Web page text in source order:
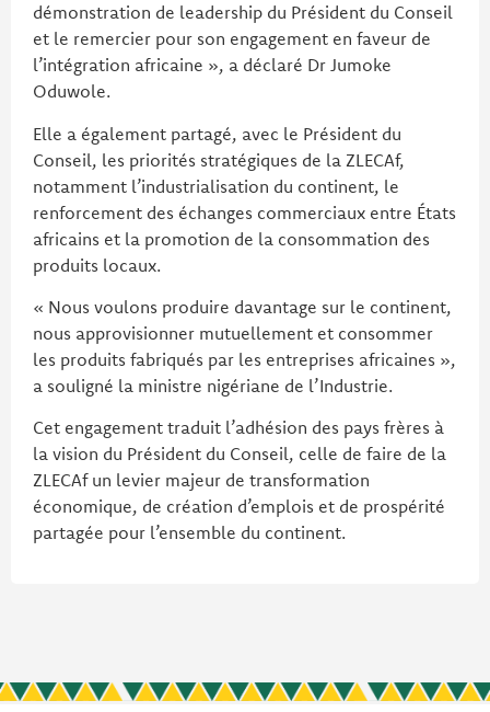
démonstration de leadership du Président du Conseil
et le remercier pour son engagement en faveur de
l’intégration africaine », a déclaré Dr Jumoke
Oduwole.
Elle a également partagé, avec le Président du
Conseil, les priorités stratégiques de la ZLECAf,
notamment l’industrialisation du continent, le
renforcement des échanges commerciaux entre États
africains et la promotion de la consommation des
produits locaux.
« Nous voulons produire davantage sur le continent,
nous approvisionner mutuellement et consommer
les produits fabriqués par les entreprises africaines »,
a souligné la ministre nigériane de l’Industrie.
Cet engagement traduit l’adhésion des pays frères à
la vision du Président du Conseil, celle de faire de la
ZLECAf un levier majeur de transformation
économique, de création d’emplois et de prospérité
partagée pour l’ensemble du continent.